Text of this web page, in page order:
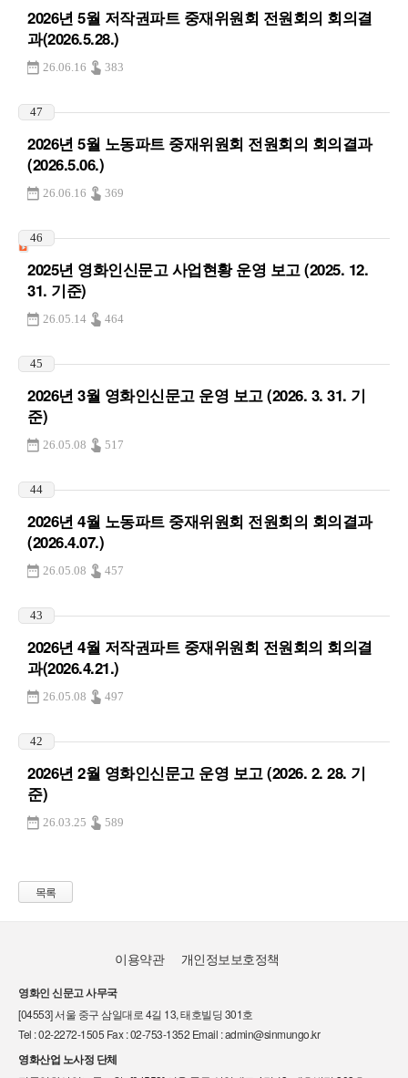
2026년 5월 저작권파트 중재위원회 전원회의 회의결
과(2026.5.28.)
26.06.16 383
47
2026년 5월 노동파트 중재위원회 전원회의 회의결과
(2026.5.06.)
26.06.16 369
46
2025년 영화인신문고 사업현황 운영 보고 (2025. 12.
31. 기준)
26.05.14 464
45
2026년 3월 영화인신문고 운영 보고 (2026. 3. 31. 기
준)
26.05.08 517
44
2026년 4월 노동파트 중재위원회 전원회의 회의결과
(2026.4.07.)
26.05.08 457
43
2026년 4월 저작권파트 중재위원회 전원회의 회의결
과(2026.4.21.)
26.05.08 497
42
2026년 2월 영화인신문고 운영 보고 (2026. 2. 28. 기
준)
26.03.25 589
목록
이용약관 개인정보보호정책
영화인 신문고 사무국
[04553] 서울 중구 삼일대로 4길 13, 태호빌딩 301호
Tel : 02-2272-1505 Fax : 02-753-1352 Email : admin@sinmungo.kr
영화산업 노사정 단체